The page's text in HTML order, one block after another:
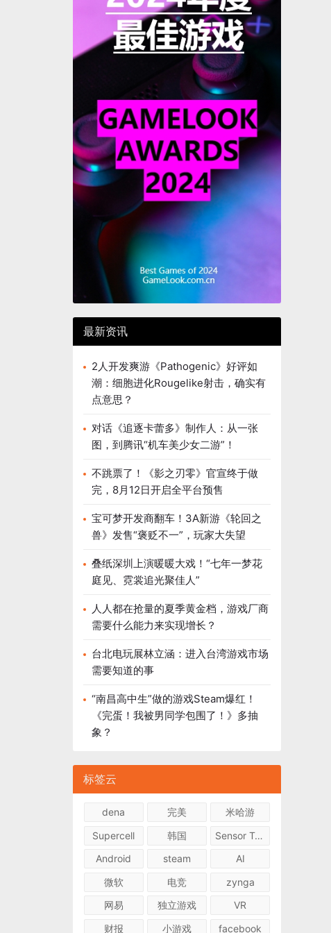
最新资讯
2人开发爽游《Pathogenic》好评如
潮：细胞进化Rougelike射击，确实有
点意思？
对话《追逐卡蕾多》制作人：从一张
图，到腾讯“机车美少女二游”！
不跳票了！《影之刃零》官宣终于做
完，8月12日开启全平台预售
宝可梦开发商翻车！3A新游《轮回之
兽》发售“褒贬不一”，玩家大失望
叠纸深圳上演暖暖大戏！“七年一梦花
庭见、霓裳追光聚佳人”
人人都在抢量的夏季黄金档，游戏厂商
需要什么能力来实现增长？
台北电玩展林立涵：进入台湾游戏市场
需要知道的事
“南昌高中生”做的游戏Steam爆红！
《完蛋！我被男同学包围了！》多抽
象？
标签云
dena 完美
米哈游
Supercell
韩国
Sensor Tower
Android
steam
AI
微软
电竞
zynga
网易
独立游戏
VR
财报
小游戏 facebook